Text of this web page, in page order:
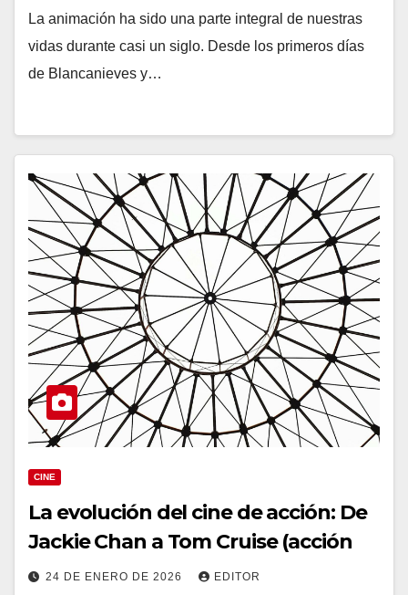
La animación ha sido una parte integral de nuestras
vidas durante casi un siglo. Desde los primeros días
de Blancanieves y…
CINE
La evolución del cine de acción: De
Jackie Chan a Tom Cruise (acción
24 DE ENERO DE 2026 EDITOR